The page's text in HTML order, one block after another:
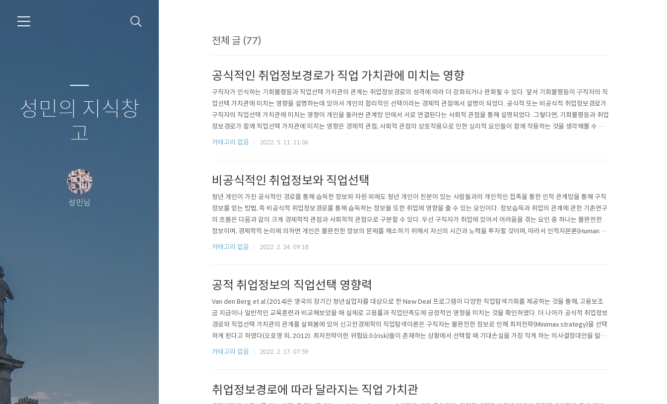
성민의 지식창
고
성민님
전체 글 (77)
공식적인 취업정보경로가 직업 가치관에 미치는 영향
구직자가 인식하는 기회불평등과 직업선택 가치관의 관계는 취업정보경로의 성격에 따라 더 강화되거나 완화될 수 있다. 앞서 기회불평등이 구직자의 직
업선택 가치관에 미치는 영향을 설명하는데 있어서 개인의 합리적인 선택이라는 경제적 관점에서 설명이 되었다. 공식적 또는 비공식적 취업정보경로가
구직자의 직업선택 가치관에 미치는 영향이 개인을 둘러싼 관계망 안에서 서로 연결된다는 사회적 관점을 통해 설명되었다. 그렇다면, 기회불평등과 취업
정보경로가 함께 직업선택 가치관에 미치는 영향은 경제적 관점, 사회적 관점의 상호작용으로 인한 심리적 요인들이 함께 작용하는 것을 생각해볼 수 있
다. 직업탐색이론에 따르면 근로자와 기업은 서로 가장 좋은 매칭을 탐색하여 고용이 결정되며, 이것은 기존 완전경쟁시장 이론에서 수요와 공..
카테고리 없음 2022. 5. 11. 11:36
비공식적인 취업정보와 직업선택
청년 개인이 가진 공식적인 경로를 통해 습득한 정보와 자원 외에도 청년 개인이 친분이 있는 사람들과의 개인적인 접촉을 통한 인적 관계망을 통해 구직
정보를 얻는 방법, 즉 비공식적 취업정보경로를 통해 습득하는 정보들 또한 취업에 영향을 줄 수 있는 요인이다. 정보습득과 취업의 관계에 관한 기존연구
의 흐름은 다음과 같이 크게 경제학적 관점과 사회학적 관점으로 구분할 수 있다. 우선 구직자가 취업에 있어서 어려움을 겪는 요인 중 하나는 불완전한
정보이며, 경제학적 논리에 의하면 개인은 불완전한 정보의 문제를 해소하기 위해서 자신의 시간과 노력을 투자할 것이며, 따라서 인적자본론(Human Ca
pital Theory)에 의해서 노동시장에서 자신의 노동가치를 높이려는 최대의 노력을 한다. 이로 인해서 노동시장에서..
카테고리 없음 2022. 2. 24. 09:18
공적 취업정보의 직업선택 영향력
Van den Berg et al.(2014)은 영국의 장기간 청년실업자를 대상으로 한 New Deal 프로그램이 다양한 직업탐색기회를 제공하는 것을 통해, 고용보조
금 지급이나 일반적인 교육훈련과 비교해보았을 때 실제로 고용률과 직업만족도에 긍정적인 영향을 미치는 것을 확인하였다. 더 나아가 공식적 취업정보
경로와 직업선택 가치관의 관계를 살펴봄에 있어 신고전경제학의 직업탐색이론은 구직자는 불완전한 정보로 인해 최저전략(Minimax strategy)을 선택
하게 된다고 하였다(오호영 외, 2012). 최저전략이란 위험요소(risk)들이 존재하는 상황에서 선택할 때 기대손실을 가장 작게 하는 의사결정대안을 말한
다(Bierwag & Khang, 1979). 즉 선택을 하는 개인은 하고 싶은 것이 아닌 생존하기..
카테고리 없음 2022. 2. 17. 07:59
취업정보경로에 따라 달라지는 직업 가치관